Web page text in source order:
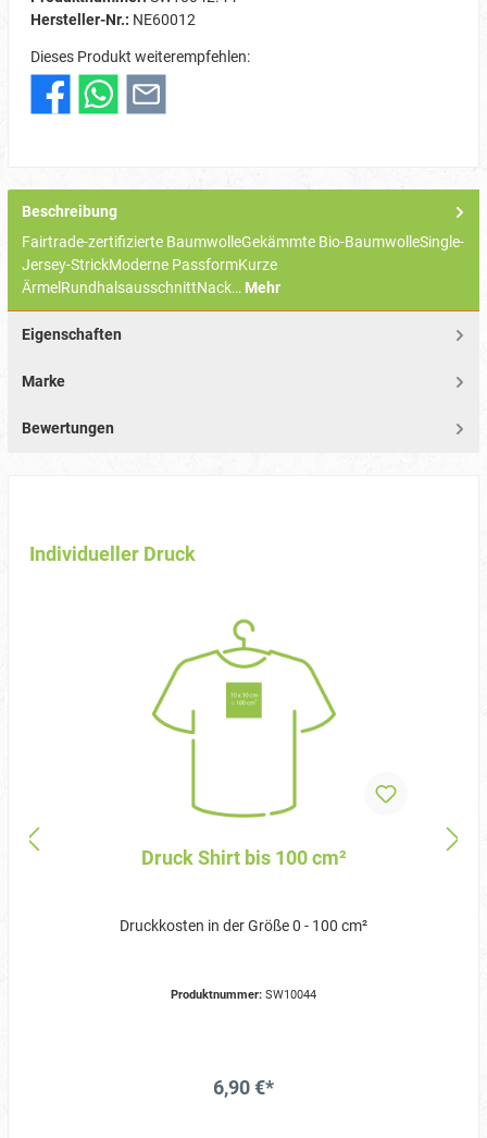
Hersteller-Nr.: NE60012
Dieses Produkt weiterempfehlen:
Beschreibung
Fairtrade-zertifizierte BaumwolleGekämmte Bio-BaumwolleSingle-
Jersey-StrickModerne PassformKurze
ÄrmelRundhalsausschnittNack… Mehr
Eigenschaften
Marke
Bewertungen
Individueller Druck
Druck Shirt bis 100 cm²
Druckkosten in der Größe 0 - 100 cm²
Produktnummer: SW10044
6,90 €*